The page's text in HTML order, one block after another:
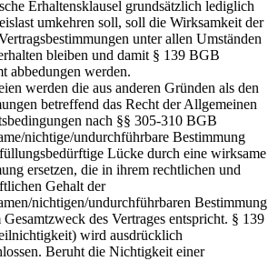
Erhaltensklausel grundsätzlich lediglich
umkehren soll, soll die Wirksamkeit der
unter allen Umständen
bleiben und damit § 139 BGB
abbedungen werden.
werden die aus anderen Gründen als den
betreffend das Recht der Allgemeinen
nach §§ 305-310 BGB
nichtige/undurchführbare Bestimmung
Lücke durch eine wirksame
ersetzen, die in ihrem rechtlichen und
Gehalt der
nichtigen/undurchführbaren Bestimmung
Gesamtzweck des Vertrages entspricht. § 139
wird ausdrücklich
Beruht die Nichtigkeit einer